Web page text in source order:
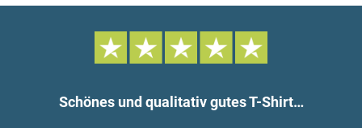
Schönes und qualitativ gutes T-Shirt…